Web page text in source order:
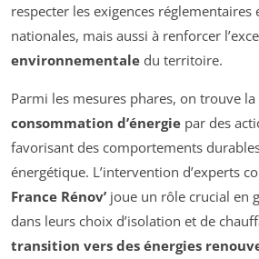
respecter les exigences réglementaires
nationales, mais aussi à renforcer
environnementale du territoire.
Parmi les mesures phares, on trouve la
consommation d’énergie par des
favorisant des comportements
énergétique. L’intervention d’experts
France Rénov’ joue un rôle crucial en
dans leurs choix d’isolation et de
transition vers des énergies